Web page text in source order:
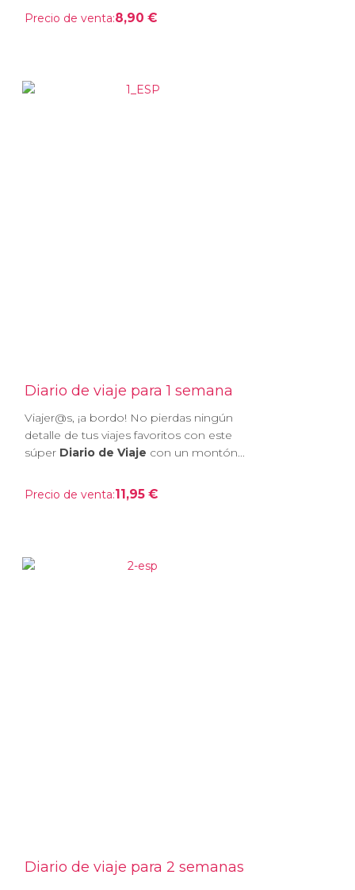
Precio de venta:8,90 €
Diario de viaje para 1 semana
Viajer@s, ¡a bordo! No pierdas ningún
detalle de tus viajes favoritos con este
súper Diario de Viaje con un montón...
Precio de venta:11,95 €
Diario de viaje para 2 semanas